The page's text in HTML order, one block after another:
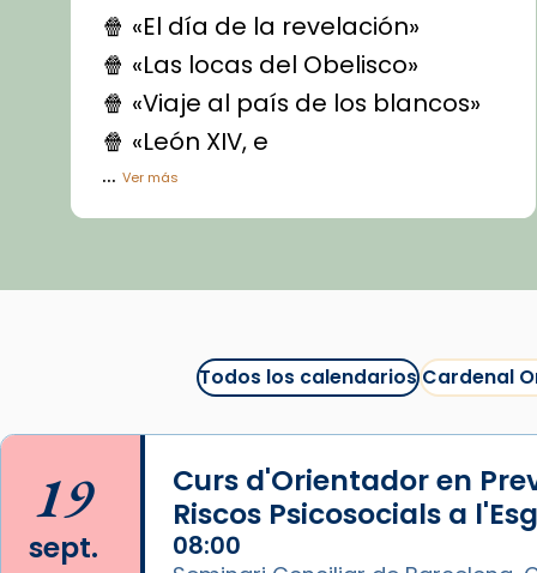
🍿 «El día de la revelación»
🍿 «Las locas del Obelisco»
🍿 «Viaje al país de los blancos»
🍿 «León XIV, e
...Ver más
Vídeo
La Carmina va patir depressió.
arribar el seu testimoni al papa
Lleó XIV.
Recupera l'entrevista
Todos los calendariosCardenal
19
sept.
Curs d'Orientador en
Riscos Psicosocials a
08:00